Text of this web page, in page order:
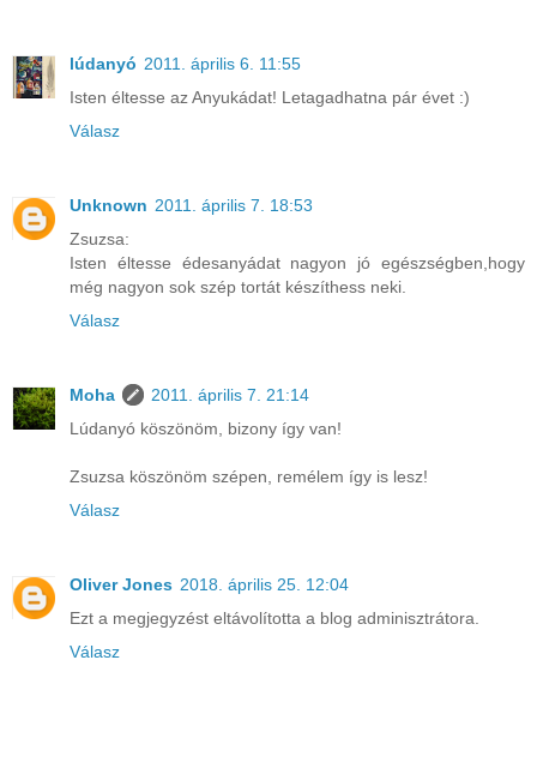
lúdanyó 2011. április 6. 11:55
Isten éltesse az Anyukádat! Letagadhatna pár évet :)
Válasz
Unknown 2011. április 7. 18:53
Zsuzsa:
Isten éltesse édesanyádat nagyon jó egészségben,hogy
még nagyon sok szép tortát készíthess neki.
Válasz
Moha
2011. április 7. 21:14
Lúdanyó köszönöm, bizony így van!
Zsuzsa köszönöm szépen, remélem így is lesz!
Válasz
Oliver Jones 2018. április 25. 12:04
Ezt a megjegyzést eltávolította a blog adminisztrátora.
Válasz